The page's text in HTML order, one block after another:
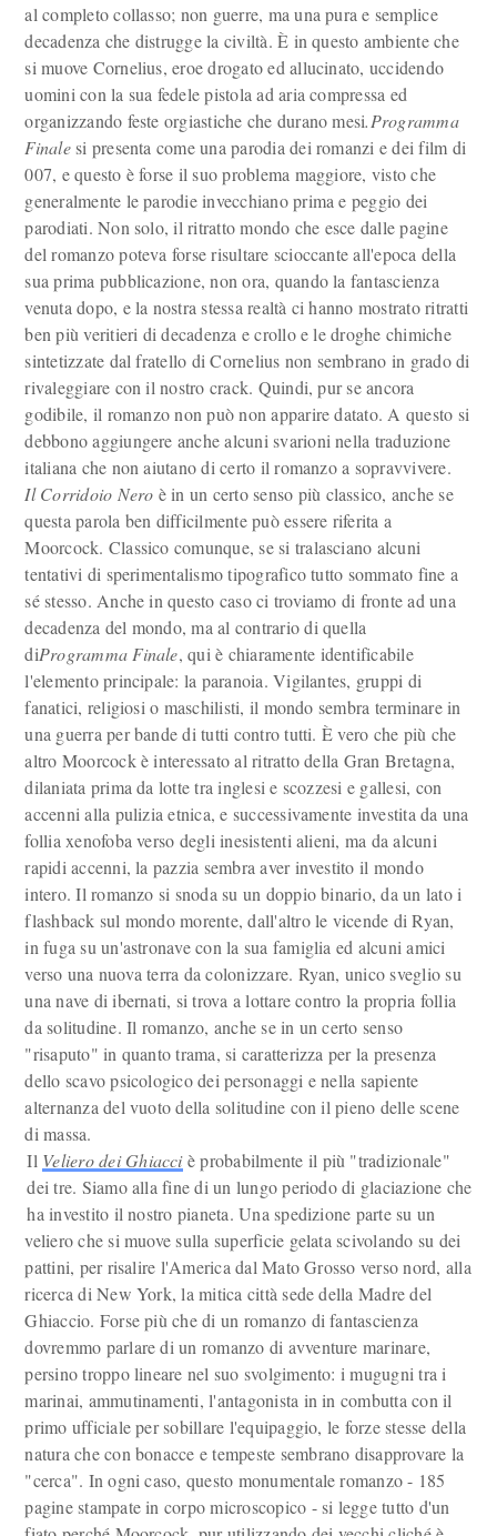
al completo collasso; non guerre, ma una pura e semplice
decadenza che distrugge la civiltà. È in questo ambiente che
si muove Cornelius, eroe drogato ed allucinato, uccidendo
uomini con la sua fedele pistola ad aria compressa ed
organizzando feste orgiastiche che durano mesi.Programma
Finalesi presenta come una parodia dei romanzi e dei film di
007, e questo è forse il suo problema maggiore, visto che
generalmente le parodie invecchiano prima e peggio dei
parodiati. Non solo, il ritratto mondo che esce dalle pagine
del romanzo poteva forse risultare scioccante all'epoca della
sua prima pubblicazione, non ora, quando la fantascienza
venuta dopo, e la nostra stessa realtà ci hanno mostrato ritratti
ben più veritieri di decadenza e crollo e le droghe chimiche
sintetizzate dal fratello di Cornelius non sembrano in grado di
rivaleggiare con il nostro crack. Quindi, pur se ancora
godibile, il romanzo non può non apparire datato. A questo si
debbono aggiungere anche alcuni svarioni nella traduzione
italiana che non aiutano di certo il romanzo a sopravvivere.
Il Corridoio Nero è in un certo senso più classico, anche se
questa parola ben difficilmente può essere riferita a
Moorcock. Classico comunque, se si tralasciano alcuni
tentativi di sperimentalismo tipografico tutto sommato fine a
sé stesso. Anche in questo caso ci troviamo di fronte ad una
decadenza del mondo, ma al contrario di quella
diProgramma Finale, qui è chiaramente identificabile
l'elemento principale: la paranoia. Vigilantes, gruppi di
fanatici, religiosi o maschilisti, il mondo sembra terminare in
una guerra per bande di tutti contro tutti. È vero che più che
altro Moorcock è interessato al ritratto della Gran Bretagna,
dilaniata prima da lotte tra inglesi e scozzesi e gallesi, con
accenni alla pulizia etnica, e successivamente investita da una
follia xenofoba verso degli inesistenti alieni, ma da alcuni
rapidi accenni, la pazzia sembra aver investito il mondo
intero. Il romanzo si snoda su un doppio binario, da un lato i
flashback sul mondo morente, dall'altro le vicende di Ryan,
in fuga su un'astronave con la sua famiglia ed alcuni amici
verso una nuova terra da colonizzare. Ryan, unico sveglio su
una nave di ibernati, si trova a lottare contro la propria follia
da solitudine. Il romanzo, anche se in un certo senso
"risaputo" in quanto trama, si caratterizza per la presenza
dello scavo psicologico dei personaggi e nella sapiente
alternanza del vuoto della solitudine con il pieno delle scene
di massa.
Il Veliero dei Ghiacciè probabilmente il più "tradizionale"
dei tre. Siamo alla fine di un lungo periodo di glaciazione che
ha investito il nostro pianeta. Una spedizione parte su un
veliero che si muove sulla superficie gelata scivolando su dei
pattini, per risalire l'America dal Mato Grosso verso nord, alla
ricerca di New York, la mitica città sede della Madre del
Ghiaccio. Forse più che di un romanzo di fantascienza
dovremmo parlare di un romanzo di avventure marinare,
persino troppo lineare nel suo svolgimento: i mugugni tra i
marinai, ammutinamenti, l'antagonista in in combutta con il
primo ufficiale per sobillare l'equipaggio, le forze stesse della
natura che con bonacce e tempeste sembrano disapprovare la
"cerca". In ogni caso, questo monumentale romanzo - 185
pagine stampate in corpo microscopico - si legge tutto d'un